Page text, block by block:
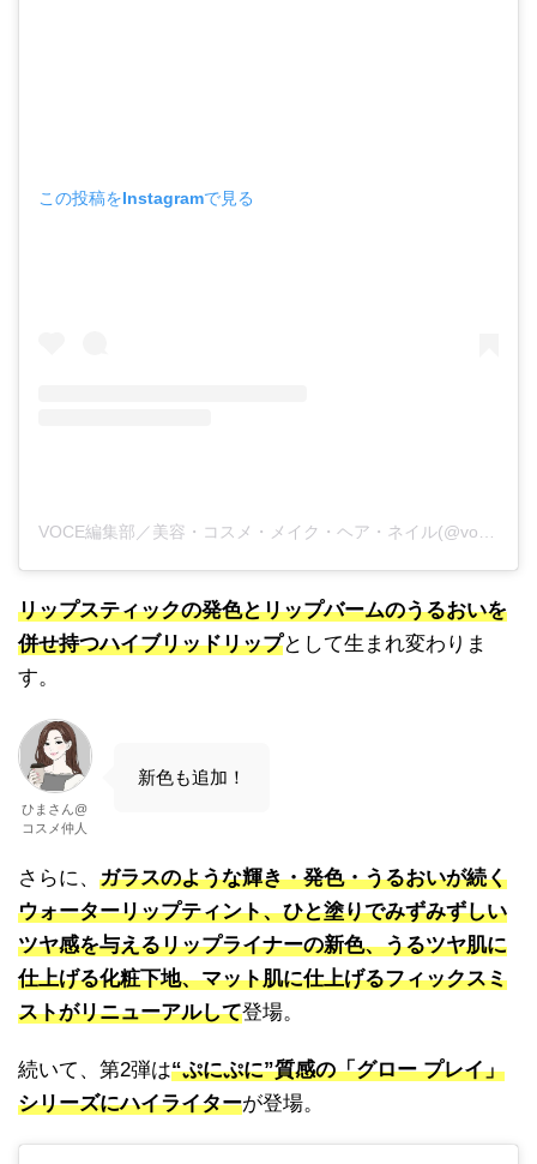
この投稿をInstagramで見る
リップスティックの発色とリップバームのうるおいを
併せ持つハイブリッドリップとして生まれ変わりま
す。
ひまさん@
コスメ仲人
新色も追加！
さらに、 ガラスのような輝き・発色・うるおいが続く
ウォーターリップティント、ひと塗りでみずみずしい
ツヤ感を与えるリップライナーの新色、うるツヤ肌に
仕上げる化粧下地、マット肌に仕上げるフィックスミ
ストがリニューアルして登場。
続いて、第2弾は“ぷにぷに”質感の「グロー プレイ」
シリーズにハイライターが登場。